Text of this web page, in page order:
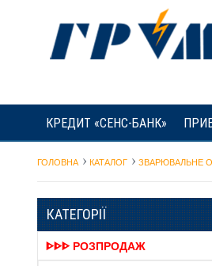
КРЕДИТ «СЕНС-БАНК»
ГОЛОВНА КАТАЛОГ ЗВАРЮВАЛЬНЕ
КАТЕГОРІЇ
ᐈᐈᐈ РОЗПРОДАЖ